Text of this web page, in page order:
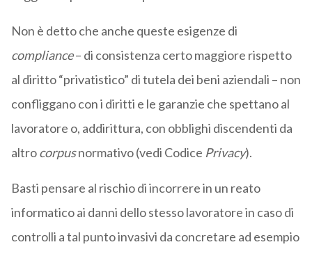
Non è detto che anche queste esigenze di
compliance– di consistenza certo maggiore rispetto
al diritto “privatistico” di tutela dei beni aziendali – non
confliggano con i diritti e le garanzie che spettano al
lavoratore o, addirittura, con obblighi discendenti da
altrocorpusnormativo (vedi Codice Privacy).
Basti pensare al rischio di incorrere in un reato
informatico ai danni dello stesso lavoratore in caso di
controlli a tal punto invasivi da concretare ad esempio